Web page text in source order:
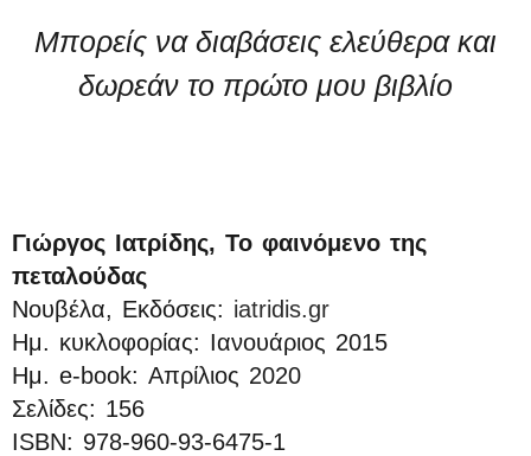
Μπορείς να διαβάσεις ελεύθερα και
δωρεάν το πρώτο μου βιβλίο
Γιώργος Ιατρίδης, Το φαινόμενο της
πεταλούδας
Νουβέλα, Εκδόσεις: iatridis.gr
Ημ. κυκλοφορίας: Ιανουάριος 2015
Ημ. e-book: Απρίλιος 2020
Σελίδες: 156
ISBN: 978-960-93-6475-1